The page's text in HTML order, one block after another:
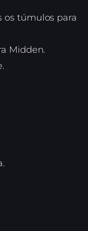
os túmulos para
Midden.